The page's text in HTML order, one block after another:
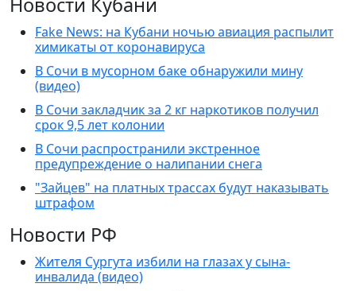
Новости Кубани
Fake News: на Кубани ночью авиация распылит
химикаты от коронавируса
В Сочи в мусорном баке обнаружили мину
(видео)
В Сочи закладчик за 2 кг наркотиков получил
срок 9,5 лет колонии
В Сочи распространили экстренное
предупреждение о налипании снега
"Зайцев" на платных трассах будут наказывать
штрафом
Новости РФ
Жителя Сургута избили на глазах у сына-
инвалида (видео)